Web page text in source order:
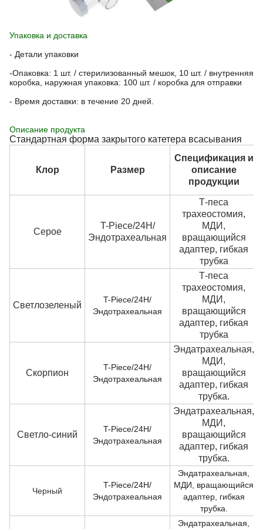
Упаковка и доставка
- Детали упаковки
-Опаковка: 1 шт. / стерилизованный мешок, 10 шт. / внутренняя
коробка, наружная упаковка: 100 шт. / коробка для отправки
- Время доставки: в течение 20 дней.
Описание продукта
Стандартная форма закрытого катетера всасывания
Клор Размер
Спецификация и
описание
продукции
Серое
T-Piece/24H/
Эндотрахеальная
Т-песа
трахеостомия,
МДИ,
вращающийся
адаптер, гибкая
трубка
Светлозеленый
T-Piece/24H/
Эндотрахеальная
Т-песа
трахеостомия,
МДИ,
вращающийся
адаптер, гибкая
трубка
Скорпион
T-Piece/24H/
Эндотрахеальная
Эндатрахеальная,
МДИ,
вращающийся
адаптер, гибкая
трубка.
Светло-синий
T-Piece/24H/
Эндотрахеальная
Эндатрахеальная,
МДИ,
вращающийся
адаптер, гибкая
трубка.
Черный
T-Piece/24H/
Эндотрахеальная
Эндатрахеальная,
МДИ, вращающийся
адаптер, гибкая
трубка.
Эндатрахеальная,